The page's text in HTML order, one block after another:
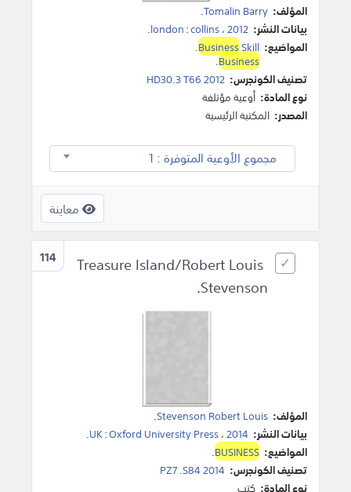
المؤلف: Tomalin Barry
.
بيانات النشر:
london:collins،2012
.
المواضيع:
BusinessSkill
.
Business
.
تصنيف الكونجرس: HD30.3 T66 2012
نوع المادة: أوعية مؤتلفة
المصدر: المكتبة الرئيسية
مجموع الأوعية المتوفرة : 1
معاينة
114
Treasure Island/Robert Louis
Stevenson.
المؤلف: Stevenson Robert Louis
.
بيانات النشر:
UK:Oxford University Press،2014
.
المواضيع: BUSINESS
.
تصنيف الكونجرس: PZ7 .S84 2014
نوع المادة: كتب